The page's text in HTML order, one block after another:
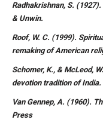
Radhakrishnan, S.
& Unwin.
Roof, W. C. (1999).
remaking of American
Schomer, K., & McLeod,
devotion tradition of
Van Gennep, A. (1960).
Press